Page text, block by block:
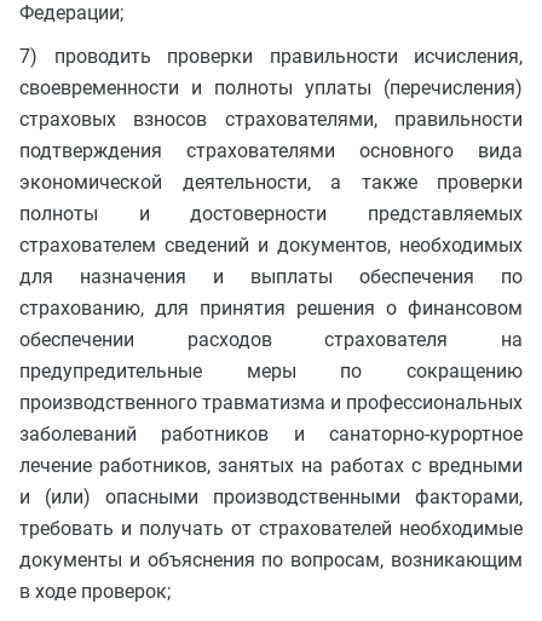
Федерации;
7) проводить проверки правильности исчисления,
своевременности и полноты уплаты (перечисления)
страховых взносов страхователями, правильности
подтверждения страхователями основного вида
экономической деятельности, а также проверки
полноты и достоверности представляемых
страхователем сведений и документов, необходимых
для назначения и выплаты обеспечения по
страхованию, для принятия решения о финансовом
обеспечении расходов страхователя на
предупредительные меры по сокращению
производственного травматизма и профессиональных
заболеваний работников и санаторно-курортное
лечение работников, занятых на работах с вредными
и (или) опасными производственными факторами,
требовать и получать от страхователей необходимые
документы и объяснения по вопросам, возникающим
в ходе проверок;